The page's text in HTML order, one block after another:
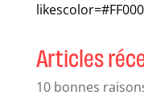
Articles
10 bonnes